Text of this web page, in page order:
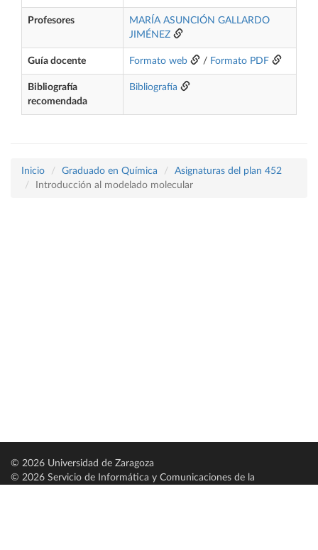
Profesores
MARÍA ASUNCIÓN GALLARDO
JIMÉNEZ
Guía docente Formato web / Formato PDF
Bibliografía
recomendada
Bibliografía
Inicio Graduado en Química
Asignaturas del plan 452
Introducción al modelado molecular
© 2026 Universidad de Zaragoza
© 2026 Servicio de Informática y Comunicaciones de la